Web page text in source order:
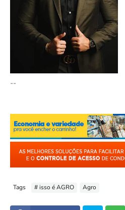
--
Tags # isso é AGRO Agro